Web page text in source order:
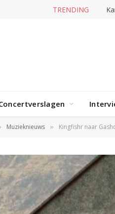
TRENDING
Muzieknieuws » Kingfishr naar